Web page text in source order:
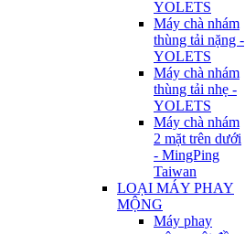
YOLETS
Máy chà nhám
thùng tải nặng -
YOLETS
Máy chà nhám
thùng tải nhẹ -
YOLETS
Máy chà nhám
2 mặt trên dưới
- MingPing
Taiwan
LOẠI MÁY PHAY
MỘNG
Máy phay